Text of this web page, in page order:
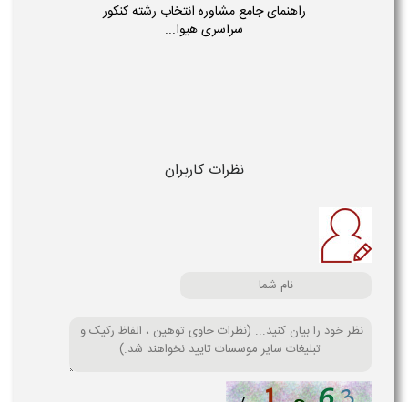
راهنمای جامع مشاوره انتخاب رشته کنکور
سراسری هیوا...
نظرات کاربران